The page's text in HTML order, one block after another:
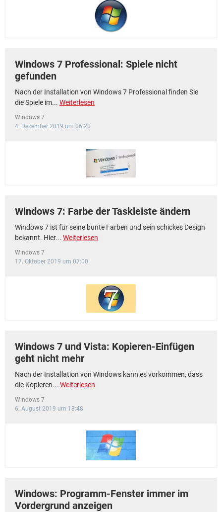
HARDWARE
Windows 7 Professional: Spiele nicht
gefunden
Nach der Installation von Windows 7 Professional finden Sie
die Spiele im... Weiterlesen
Windows 7
4. Dezember 2019 um 06:20
Windows 7: Farbe der Taskleiste ändern
Windows 7 ist für seine bunte Farben und sein schickes Design
bekannt. Hier... Weiterlesen
Windows 7
17. Oktober 2019 um 07:00
Windows 7 und Vista: Kopieren-Einfügen
geht nicht mehr
Nach der Installation von Windows kann es vorkommen, dass
die Kopieren... Weiterlesen
Windows 7
6. August 2019 um 13:48
Windows: Programm-Fenster immer im
Vordergrund anzeigen